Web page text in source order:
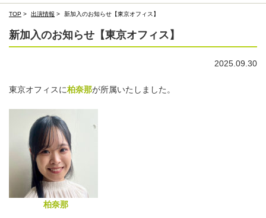
TOP > 出演情報 > 新加入のお知らせ【東京オフィス】
新加入のお知らせ【東京オフィス】
2025.09.30
東京オフィスに柏奈那が所属いたしました。
柏奈那